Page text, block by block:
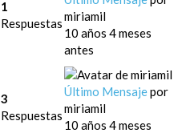
1
Respuestas
miriamil
10 años 4 meses
antes
3
Respuestas
Último Mensajepor
miriamil
10 años 4 meses